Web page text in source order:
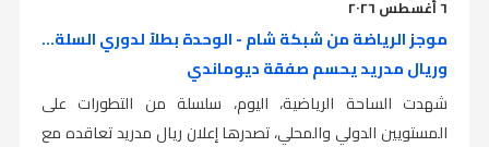
وفي إسبانيا، تمسك أتلتيكو مدريد بموقفه الرافض للتخلي عن
المهاجم الأرجنتيني جوليان ألفاريز، رغم اهتمام برشلونة بالحصول
على خدماته، بينما يستعد النادي الكتالوني لمواصلة تحضيراته
للموسم الجديد.
٦ أغسطس ٢٠٢٦
موجز الرياضة من شبكة شام - الوحدة بطلاً لدوري السلة...
وريال مدريد يحسم صفقة ديوماندي
شهدت الساحة الرياضية، اليوم، سلسلة من التطورات على
المستويين الدولي والمحلي، تصدرها إعلان ريال مدريد تعاقده مع